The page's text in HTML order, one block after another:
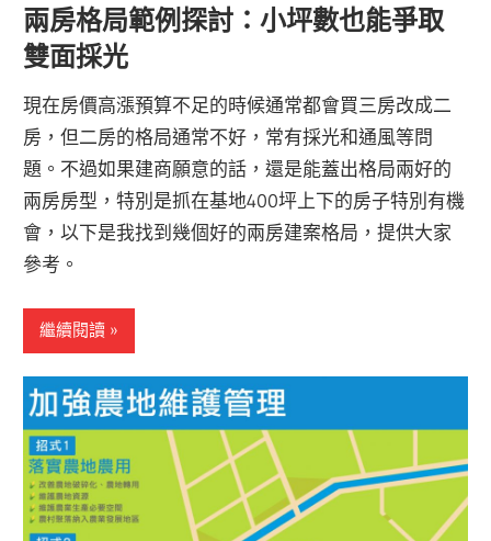
兩房格局範例探討：小坪數也能爭取
雙面採光
現在房價高漲預算不足的時候通常都會買三房改成二
房，但二房的格局通常不好，常有採光和通風等問
題。不過如果建商願意的話，還是能蓋出格局兩好的
兩房房型，特別是抓在基地400坪上下的房子特別有機
會，以下是我找到幾個好的兩房建案格局，提供大家
參考。
繼續閱讀